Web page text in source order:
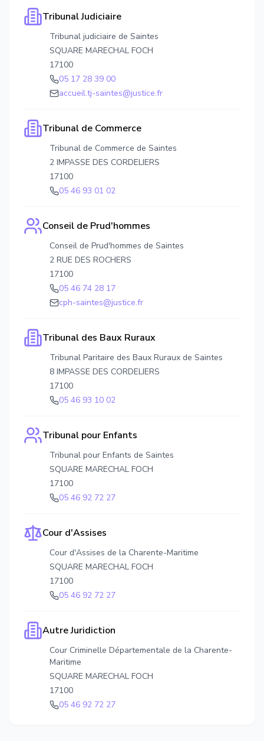
Tribunal Judiciaire
Tribunal judiciaire de Saintes
SQUARE MARECHAL FOCH
17100
05 17 28 39 00
accueil.tj-saintes@justice.fr
Tribunal de Commerce
Tribunal de Commerce de Saintes
2 IMPASSE DES CORDELIERS
17100
05 46 93 01 02
Conseil de Prud'hommes
Conseil de Prud'hommes de Saintes
2 RUE DES ROCHERS
17100
05 46 74 28 17
cph-saintes@justice.fr
Tribunal des Baux Ruraux
Tribunal Paritaire des Baux Ruraux de Saintes
8 IMPASSE DES CORDELIERS
17100
05 46 93 10 02
Tribunal pour Enfants
Tribunal pour Enfants de Saintes
SQUARE MARECHAL FOCH
17100
05 46 92 72 27
Cour d'Assises
Cour d'Assises de la Charente-Maritime
SQUARE MARECHAL FOCH
17100
05 46 92 72 27
Autre Juridiction
Cour Criminelle Départementale de la Charente-
Maritime
SQUARE MARECHAL FOCH
17100
05 46 92 72 27